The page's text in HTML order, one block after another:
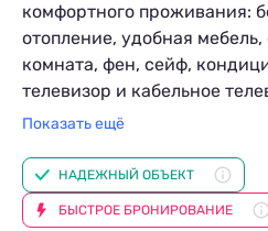
комфортного проживания:
отопление, удобная
комната, фен, сейф,
телевизор и кабельное
найдете принадлежности
электрический чайник,
холодильник. Вы также
ближайших ресторанах и
Показать ещё
НАДЕЖНЫЙ ОБЪЕКТ
БЫСТРОЕ БРОНИРОВАНИЕ